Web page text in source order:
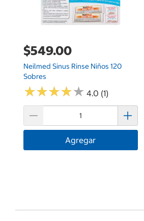
$549.00
Neilmed Sinus Rinse Niños 120
Sobres
★★★★★
★★★★★ 4.0 (1)
Agregar